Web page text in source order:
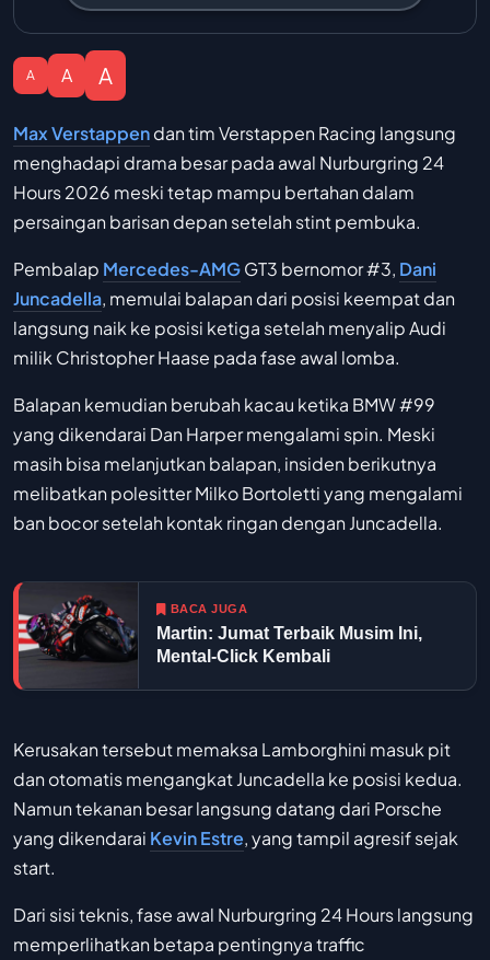
A A A
Max Verstappendan tim Verstappen Racing langsung
menghadapi drama besar pada awal Nurburgring 24
Hours 2026 meski tetap mampu bertahan dalam
persaingan barisan depan setelah stint pembuka.
Pembalap Mercedes-AMGGT3 bernomor #3, Dani
Juncadella, memulai balapan dari posisi keempat dan
langsung naik ke posisi ketiga setelah menyalip Audi
milik Christopher Haase pada fase awal lomba.
Balapan kemudian berubah kacau ketika BMW #99
yang dikendarai Dan Harper mengalami spin. Meski
masih bisa melanjutkan balapan, insiden berikutnya
melibatkan polesitter Milko Bortoletti yang mengalami
ban bocor setelah kontak ringan dengan Juncadella.
BACA JUGA
Martin: Jumat Terbaik Musim Ini,
Mental-Click Kembali
Kerusakan tersebut memaksa Lamborghini masuk pit
dan otomatis mengangkat Juncadella ke posisi kedua.
Namun tekanan besar langsung datang dari Porsche
yang dikendarai Kevin Estre, yang tampil agresif sejak
start.
Dari sisi teknis, fase awal Nurburgring 24 Hours langsung
memperlihatkan betapa pentingnya traffic